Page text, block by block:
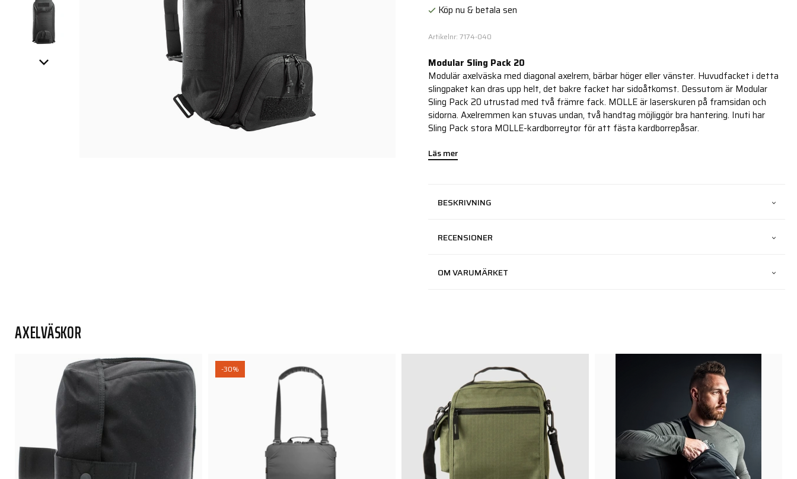
Köp nu & betala sen
Artikelnr: 7174-040
Modular Sling Pack 20
Modulär axelväska med diagonal axelrem, bärbar höger eller vänster. Huvudfacket i detta
slingpaket kan dras upp helt, det bakre facket har sidoåtkomst. Dessutom är Modular
Sling Pack 20 utrustad med två främre fack. MOLLE är laserskuren på framsidan och
sidorna. Axelremmen kan stuvas undan, två handtag möjliggör bra hantering. Inuti har
Sling Pack stora MOLLE-kardborreytor för att fästa kardborrepåsar.
Läs mer
BESKRIVNING
RECENSIONER
OM VARUMÄRKET
AXELVÄSKOR
-30%